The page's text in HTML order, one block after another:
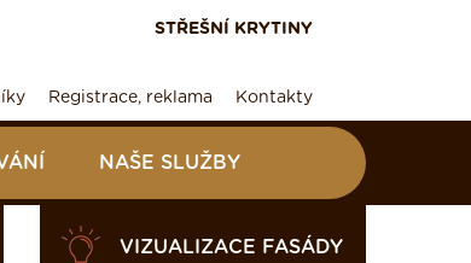
STŘEŠNÍ KRYTINY
Registrace, reklama Kontakty
NAŠE SLUŽBY
VIZUALIZACE FASÁDY